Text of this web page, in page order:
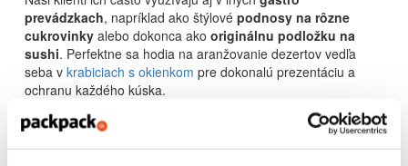
prevádzkach, napríklad ako štýlové podnosy na rôzne
cukrovinky alebo dokonca ako originálnu podložku na
sushi. Perfektne sa hodia na aranžovanie dezertov vedľa
seba v krabiciach s okienkom pre dokonalú prezentáciu a
ochranu každého kúska.
Doprajte svojim dezertom dotyk parížskej elegancie s týmito